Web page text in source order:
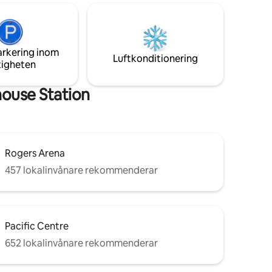
Steg till vår världsberömda Seawall, där
du kan cykla, gå eller springa och kolla in
vårt fantastiska landskap. Du kommer
inte att bli besviken!
inom
Luftkonditionering
Station
Rogers Arena
457 lokalinvånare rekommenderar
Pacific Centre
652 lokalinvånare rekommenderar